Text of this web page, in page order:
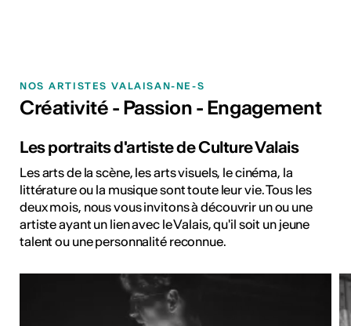
NOS ARTISTES VALAISAN-NE-S
Créativité - Passion - Engagement
Les portraits d'artiste de Culture Valais
Les arts de la scène, les arts visuels, le cinéma, la
littérature ou la musique sont toute leur vie. Tous les
deux mois, nous vous invitons à découvrir un ou une
artiste ayant un lien avec le Valais, qu'il soit un jeune
talent ou une personnalité reconnue.